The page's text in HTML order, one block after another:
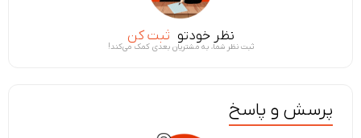
نظر خودتو ثبت کن
ثبت نظر شما، به مشتریان بعدی کمک می‌کند!
پرسش و پاسخ